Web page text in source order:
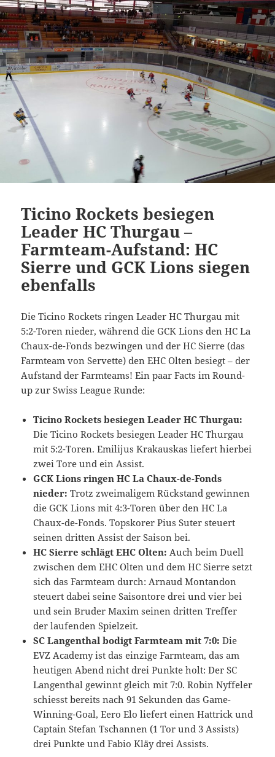
Ticino Rockets besiegen
Leader HC Thurgau –
Farmteam-Aufstand: HC
Sierre und GCK Lions siegen
ebenfalls
Die Ticino Rockets ringen Leader HC Thurgau mit
5:2-Toren nieder, während die GCK Lions den HC La
Chaux-de-Fonds bezwingen und der HC Sierre (das
Farmteam von Servette) den EHC Olten besiegt – der
Aufstand der Farmteams! Ein paar Facts im Round-
up zur Swiss League Runde:
Ticino Rockets besiegen Leader HC Thurgau:
Die Ticino Rockets besiegen Leader HC Thurgau
mit 5:2-Toren. Emilijus Krakauskas liefert hierbei
zwei Tore und ein Assist.
GCK Lions ringen HC La Chaux-de-Fonds
nieder: Trotz zweimaligem Rückstand gewinnen
die GCK Lions mit 4:3-Toren über den HC La
Chaux-de-Fonds. Topskorer Pius Suter steuert
seinen dritten Assist der Saison bei.
HC Sierre schlägt EHC Olten: Auch beim Duell
zwischen dem EHC Olten und dem HC Sierre setzt
sich das Farmteam durch: Arnaud Montandon
steuert dabei seine Saisontore drei und vier bei
und sein Bruder Maxim seinen dritten Treffer
der laufenden Spielzeit.
SC Langenthal bodigt Farmteam mit 7:0:Die
EVZ Academy ist das einzige Farmteam, das am
heutigen Abend nicht drei Punkte holt: Der SC
Langenthal gewinnt gleich mit 7:0. Robin Nyffeler
schiesst bereits nach 91 Sekunden das Game-
Winning-Goal, Eero Elo liefert einen Hattrick und
Captain Stefan Tschannen (1 Tor und 3 Assists)
drei Punkte und Fabio Kläy drei Assists.